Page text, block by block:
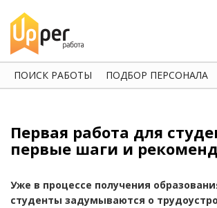
ПОИСК РАБОТЫ ПОДБОР ПЕРСОНАЛА
Первая работа для
первые шаги и
Уже в процессе получения
студенты задумываются о